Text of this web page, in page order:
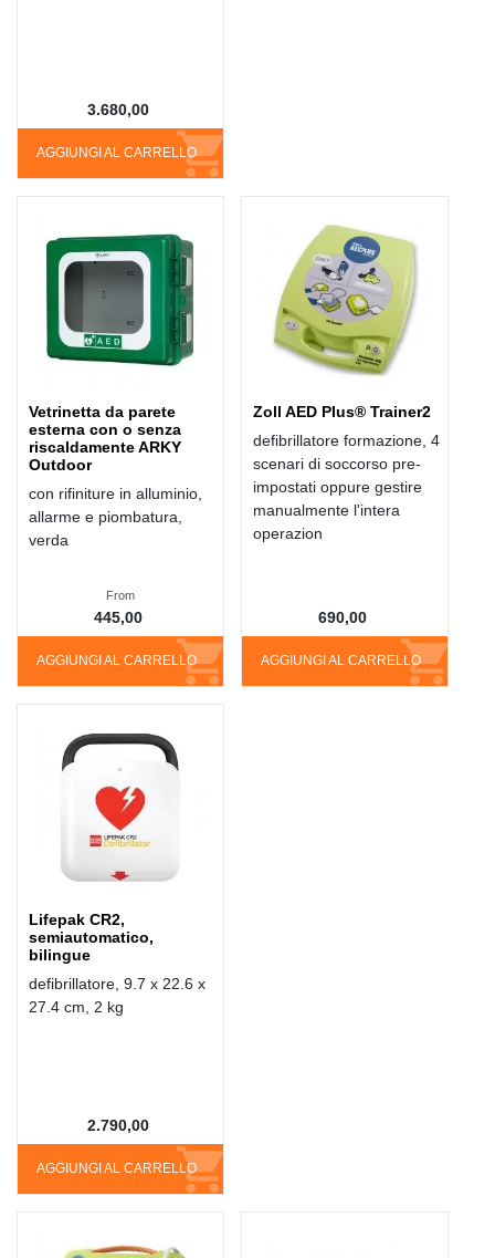
AGGIUNGI AL CARRELLO
3.680,00
Vetrinetta da parete
esterna con o senza
riscaldamente ARKY
Outdoor
con rifiniture in alluminio,
allarme e piombatura,
verda
AGGIUNGI AL CARRELLO
From
445,00
Zoll AED Plus® Trainer2
defibrillatore formazione, 4
scenari di soccorso pre-
impostati oppure gestire
manualmente l'intera
operazion
AGGIUNGI AL CARRELLO
690,00
Lifepak CR2,
semiautomatico,
bilingue
defibrillatore, 9.7 x 22.6 x
27.4 cm, 2 kg
AGGIUNGI AL CARRELLO
2.790,00